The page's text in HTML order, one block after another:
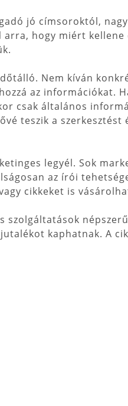
jó címsoroktól,
hogy miért
Nem kíván
az információkat.
csak általános
teszik a
legyél. Sok
az írói
cikkeket is
szolgáltatások
kaphatnak. A